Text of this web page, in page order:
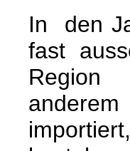
In den
fast
Region